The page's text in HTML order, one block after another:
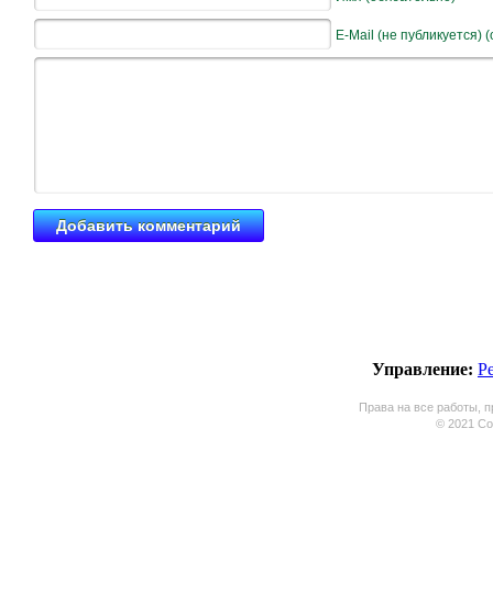
E-Mail (не публикуется)
Управление:
Права на все работы,
© 2021